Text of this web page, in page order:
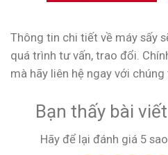
Thông tin chi tiết về máy sấy
quá trình tư vấn, trao đổi.
mà hãy liên hệ ngay với chúng
Bạn thấy bài
Hãy để lại đánh giá 5